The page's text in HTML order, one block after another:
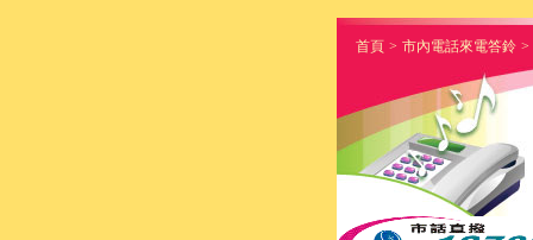
首頁 > 市內電話來電答鈴 >